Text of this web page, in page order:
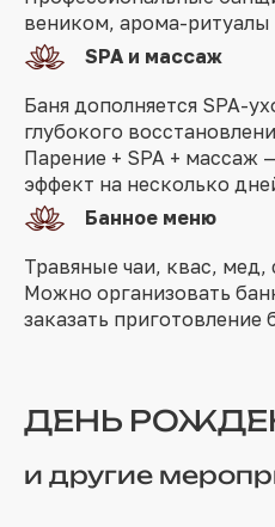
веником, арома-ритуалы
SPA и массаж
Баня дополняется SPA-
глубокого
Парение + SPA + массаж
эффект на несколько
Банное меню
Травяные чаи, квас, мед,
Можно организовать
заказать приготовление
ДЕНЬ
и другие